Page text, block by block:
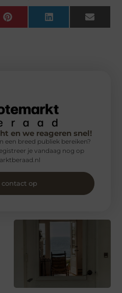
Pinterest LinkedIn Email
en we reageren snel!
een breed publiek bereiken?
je vandaag nog op
op